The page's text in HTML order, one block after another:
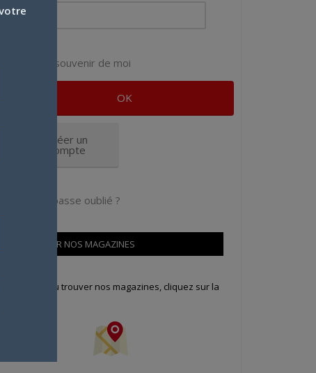
Se souvenir de moi
Créer un
compte
Mot de passe oublié ?
OÙ TROUVER NOS MAGAZINES
Pour savoir où trouver nos magazines, cliquez sur la